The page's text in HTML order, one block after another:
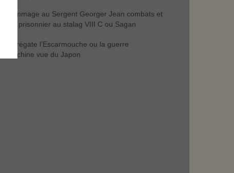
hommage au Sergent Georger Jean combats et
vie de prisonnier au stalag VIII C ou Sagan
la frégate l’Escarmouche ou la guerre
d’Indochine vue du Japon